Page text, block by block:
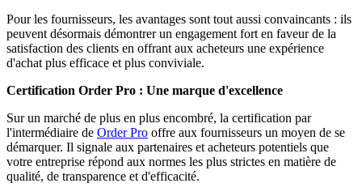
Pour les fournisseurs, les avantages sont tout aussi convaincants : ils
peuvent désormais démontrer un engagement fort en faveur de la
satisfaction des clients en offrant aux acheteurs une expérience
d'achat plus efficace et plus conviviale.
Certification Order Pro : Une marque d'excellence
Sur un marché de plus en plus encombré, la certification par
l'intermédiaire de Order Pro offre aux fournisseurs un moyen de se
démarquer. Il signale aux partenaires et acheteurs potentiels que
votre entreprise répond aux normes les plus strictes en matière de
qualité, de transparence et d'efficacité.